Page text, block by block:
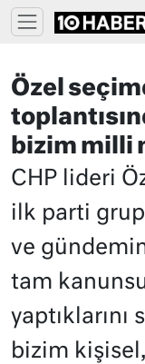
Özel
bizim milli
CHP lideri
ilk parti
ve
tam
yaptıklarını
bizim